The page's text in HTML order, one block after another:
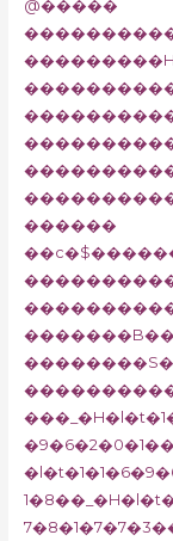
@�����
������